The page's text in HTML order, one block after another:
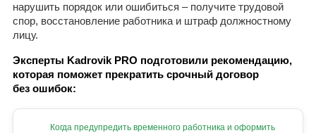
нарушить порядок или ошибиться – получите трудовой
спор, восстановление работника и штраф должностному
лицу.
Эксперты Kadrovik PRO подготовили рекомендацию,
которая поможет прекратить срочный договор
без ошибок:
Когда предупредить временного работника и оформить